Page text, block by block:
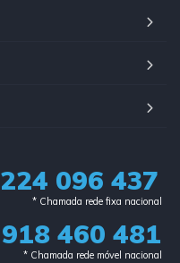
224 096 437
* Chamada rede fixa nacional​
918 460 481
* Chamada rede móvel nacional